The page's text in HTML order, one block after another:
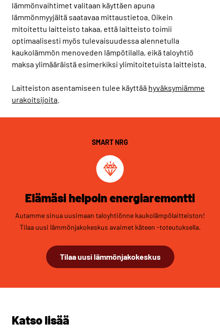
lämmönvaihtimet valitaan käyttäen apuna
lämmönmyyjältä saatavaa mittaustietoa. Oikein
mitoitettu laitteisto takaa, että laitteisto toimii
optimaalisesti myös tulevaisuudessa alennetulla
kaukolämmön menoveden lämpötilalla, eikä taloyhtiö
maksa ylimääräistä esimerkiksi ylimitoitetuista laitteista.
Laitteiston asentamiseen tulee käyttää hyväksymiämme
urakoitsijoita
SMART NRG
Elämäsi helpoin energiaremontti
Autamme sinua uusimaan taloyhtiönne kaukolämpölaitteiston!
Tilaa uusi lämmönjakokeskus avaimet käteen -toteutuksella.
Tilaa uusi lämmönjakokeskus
Katso lisää